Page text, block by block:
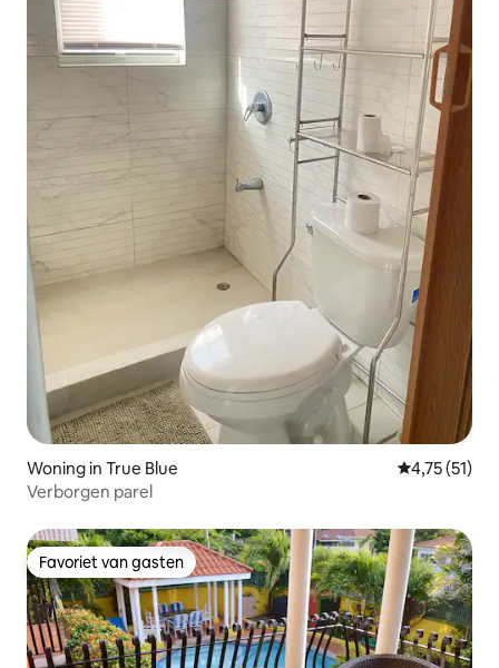
Woning in True Blue Gemiddelde
4,75 (51)
Verborgen parel
Favoriet van gasten
Favoriet van gasten